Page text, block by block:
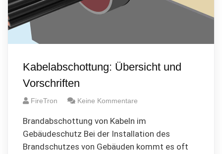
Kabelabschottung: Übersicht und
Vorschriften
FireTron Keine Kommentare
Brandabschottung von Kabeln im
Gebäudeschutz Bei der Installation des
Brandschutzes von Gebäuden kommt es oft